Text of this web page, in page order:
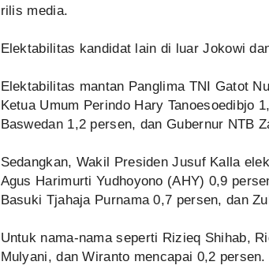
rilis media.
Elektabilitas kandidat lain di luar Jokowi
Elektabilitas mantan Panglima TNI Gatot
Ketua Umum Perindo Hary Tanoesoedibjo
Baswedan 1,2 persen, dan Gubernur NTB
Sedangkan, Wakil Presiden Jusuf Kalla
Agus Harimurti Yudhoyono (AHY) 0,9
Basuki Tjahaja Purnama 0,7 persen, dan
Untuk nama-nama seperti Rizieq Shihab,
Mulyani, dan Wiranto mencapai 0,2